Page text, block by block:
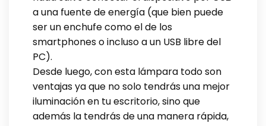
a una fuente de energía (que bien puede
ser un enchufe como el de los
smartphones o incluso a un USB libre del
PC).
Desde luego, con esta lámpara todo son
ventajas ya que no solo tendrás una mejor
iluminación en tu escritorio, sino que
además la tendrás de una manera rápida,